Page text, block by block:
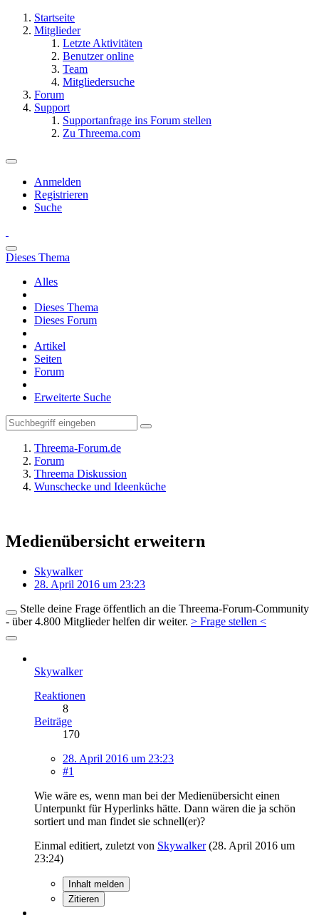
Startseite
Mitglieder
Letzte Aktivitäten
Benutzer online
Team
Mitgliedersuche
Forum
Support
Supportanfrage ins Forum stellen
Zu Threema.com
Anmelden
Registrieren
Suche
Dieses Thema
Alles
Dieses Thema
Dieses Forum
Artikel
Seiten
Forum
Erweiterte Suche
Threema-Forum.de
Forum
Threema Diskussion
Wunschecke und Ideenküche
Medienübersicht erweitern
Skywalker
28. April 2016 um 23:23
Stelle deine Frage öffentlich an die Threema-Forum-Community
- über 4.800 Mitglieder helfen dir weiter. > Frage stellen <
Skywalker
Reaktionen
8
Beiträge
170
28. April 2016 um 23:23
#1
Wie wäre es, wenn man bei der Medienübersicht einen
Unterpunkt für Hyperlinks hätte. Dann wären die ja schön
sortiert und man findet sie schnell(er)?
Einmal editiert, zuletzt von Skywalker(28. April 2016 um
23:24)
Inhalt melden
Zitieren